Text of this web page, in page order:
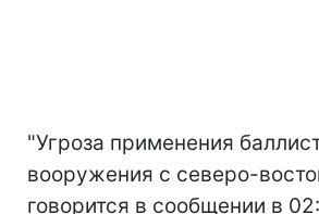
"Угроза применения
вооружения с северо-
говорится в сообщении в